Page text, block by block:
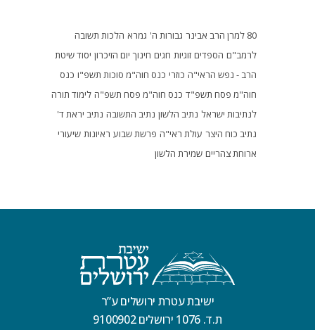
80 למרן הרב אבינר גבורות ה' גמרא הלכות תשובה
לרמב"ם הספדים זוגיות חגים חינוך יום הזיכרון יסוד שיטת
הרב - נפש הראי"ה כוזרי כנס חוה"מ סוכות תשפ"ו כנס
חוה"מ פסח תשפ"ד כנס חוה"מ פסח תשפ"ה לימוד תורה
לנתיבות ישראל נתיב הלשון נתיב התשובה נתיב יראת ד'
נתיב כוח היצר עולת ראי"ה פרשת שבוע ראיונות שיעורי
ארוחת צהריים שמירת הלשון
ישיבת עטרת ירושלים ע”ר
ת.ד. 1076 ירושלים 9100902